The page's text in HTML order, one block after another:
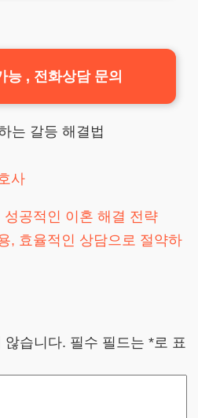
능 , 전화상담 문의
는 갈등 해결법
사
성공적인 이혼 해결 전략
, 효율적인 상담으로 절약하
않습니다. 필수 필드는 *로 표